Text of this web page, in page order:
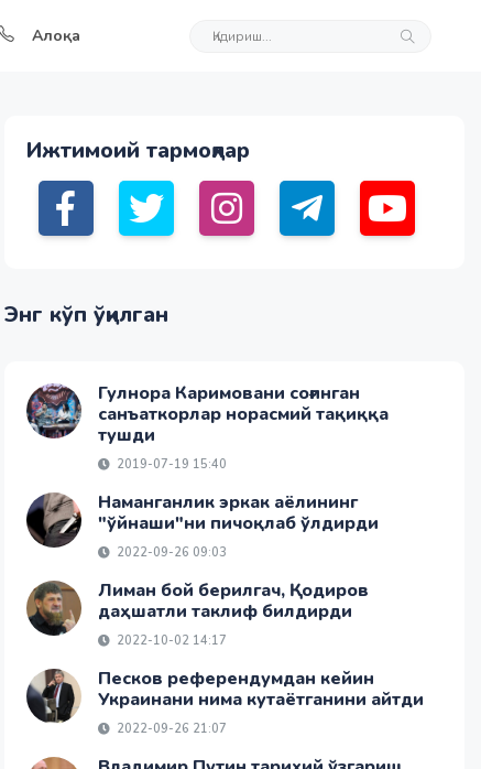
Алоқа
Ижтимоий тармоқлар
Энг кўп ўқилган
Гулнора Каримовани соғинган
санъаткорлар норасмий тақиққа
тушди
2019-07-19 15:40
Наманганлик эркак аёлининг
"ўйнаши"ни пичоқлаб ўлдирди
2022-09-26 09:03
Лиман бой берилгач, Қодиров
даҳшатли таклиф билдирди
2022-10-02 14:17
Песков референдумдан кейин
Украинани нима кутаётганини айтди
2022-09-26 21:07